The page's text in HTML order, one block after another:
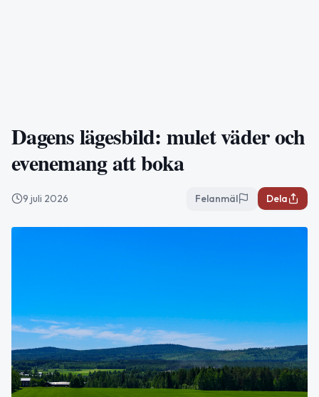
Dagens lägesbild: mulet väder och
evenemang att boka
9 juli 2026 Felanmäl Dela